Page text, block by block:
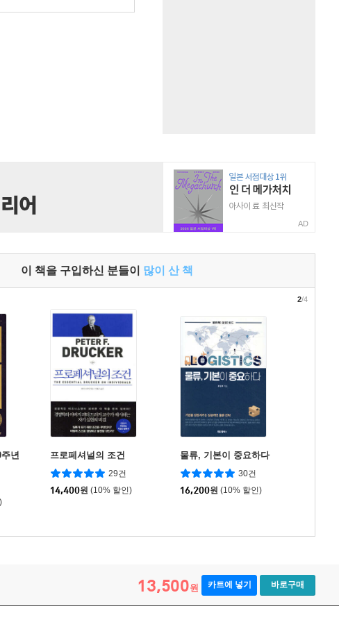
AD
이 책을 구입하신 분들이 많이 산 책
년
프로페셔널의 조건
29건
14,400원 (10% 할인)
물류, 기본이 중요하다
30건
16,200원 (10% 할인)
2/4
13,500원 카트에 넣기 바로구매